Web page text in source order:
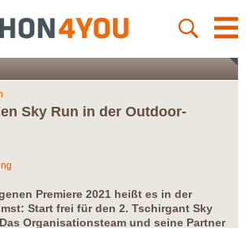
Sky Run in der Outdoor-
Premiere 2021 heißt es in der
Start frei für den 2. Tschirgant Sky
Organisationsteam und seine Partner